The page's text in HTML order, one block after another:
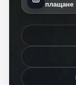
плащане